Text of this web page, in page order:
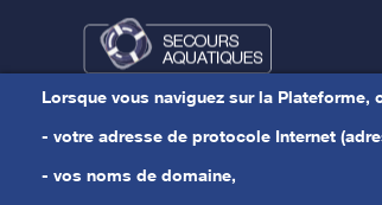
Lorsque vous naviguez sur la
- votre adresse de protocole Internet
- vos noms de domaine,